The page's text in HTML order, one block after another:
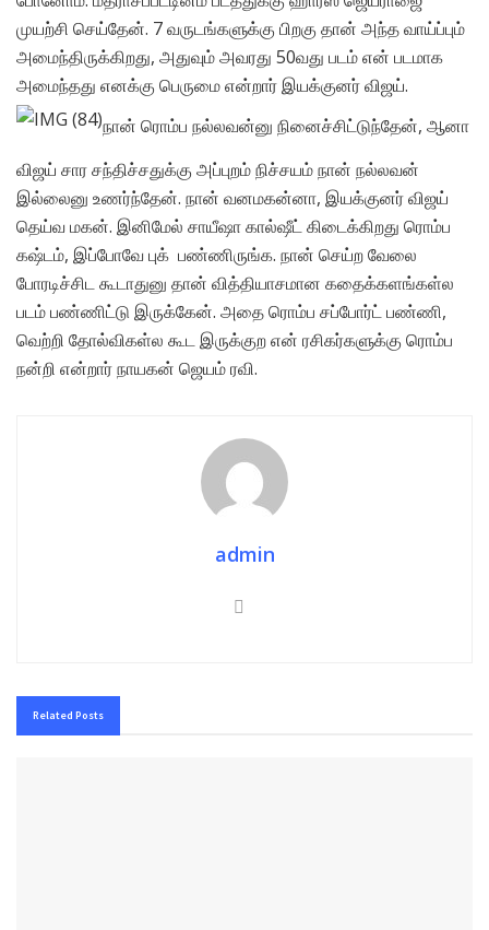
முயற்சி செய்தேன். 7 வருடங்களுக்கு பிறகு தான் அந்த வாய்ப்பும்
அமைந்திருக்கிறது, அதுவும் அவரது 50வது படம் என் படமாக
அமைந்தது எனக்கு பெருமை என்றார் இயக்குனர் விஜய்.
நான் ரொம்ப நல்லவன்னு நினைச்சிட்டுந்தேன், ஆனா
விஜய் சார சந்திச்சதுக்கு அப்புறம் நிச்சயம் நான் நல்லவன்
இல்லைனு உணர்ந்தேன். நான் வனமகன்னா, இயக்குனர் விஜய்
தெய்வ மகன். இனிமேல் சாயீஷா கால்ஷீட் கிடைக்கிறது ரொம்ப
கஷ்டம், இப்போவே புக் பண்ணிருங்க. நான் செய்ற வேலை
போரடிச்சிட கூடாதுனு தான் வித்தியாசமான கதைக்களங்கள்ல
படம் பண்ணிட்டு இருக்கேன். அதை ரொம்ப சப்போர்ட் பண்ணி,
வெற்றி தோல்விகள்ல கூட இருக்குற என் ரசிகர்களுக்கு ரொம்ப
நன்றி என்றார் நாயகன் ஜெயம் ரவி.
admin
Related Posts